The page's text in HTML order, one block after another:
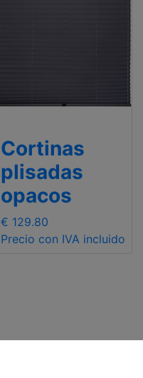
Cortinas
plisadas
opacos
€ 129.80
Precio con IVA incluido